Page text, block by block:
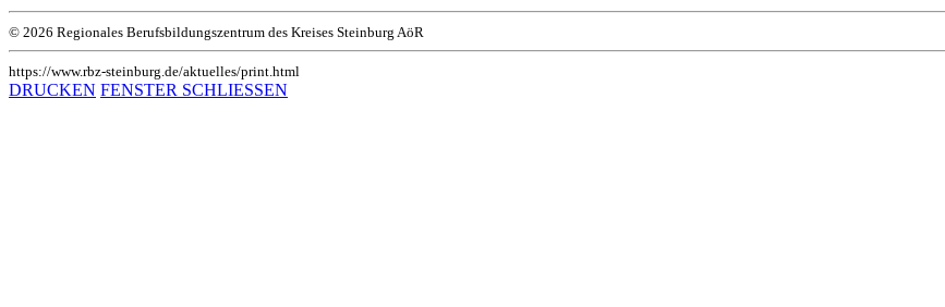
© 2026 Regionales Berufsbildungszentrum des Kreises Steinburg AöR
https://www.rbz-steinburg.de/aktuelles/print.html
DRUCKEN FENSTER SCHLIESSEN